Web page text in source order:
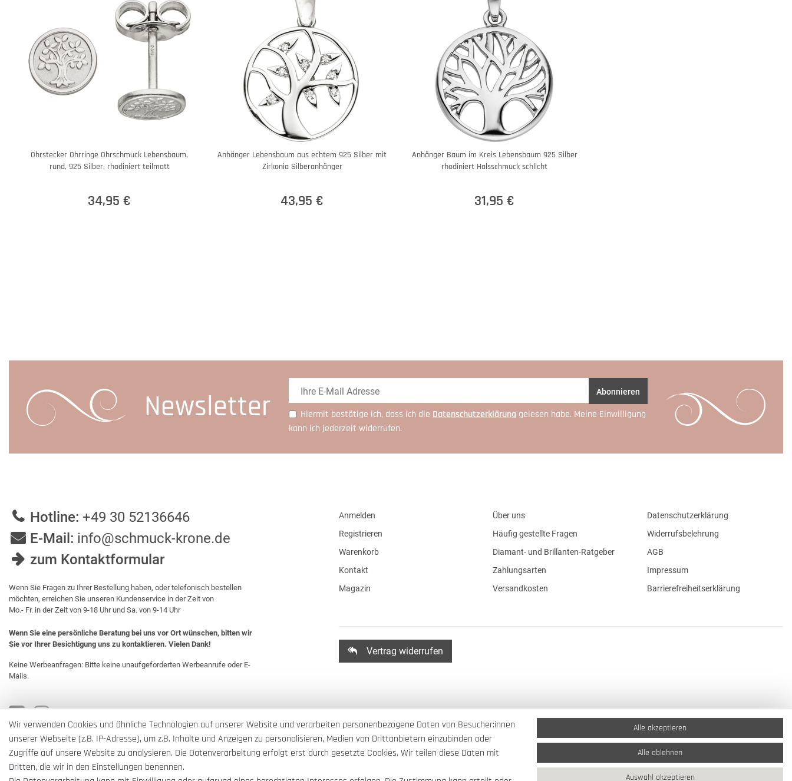
Ohrstecker Ohrringe Ohrschmuck Lebensbaum,
rund, 925 Silber, rhodiniert teilmatt
34,95 €
Anhänger Lebensbaum aus echtem 925 Silber mit
Zirkonia Silberanhänger
43,95 €
Anhänger Baum im Kreis Lebensbaum 925 Silber
rhodiniert Halsschmuck schlicht
31,95 €
Newsletter Abonnieren
Hiermit bestätige ich, dass ich die Daten­schutz­erklärung gelesen habe. Meine Einwilligung
kann ich jederzeit widerrufen.
Hotline: +49 30 52136646
E-Mail: info@schmuck-krone.de
zum Kontaktformular
Wenn Sie Fragen zu Ihrer Bestellung haben, oder telefonisch bestellen
möchten, erreichen Sie unseren Kundenservice in der Zeit von
Mo.- Fr. in der Zeit von 9-18 Uhr und Sa. von 9-14 Uhr
Wenn Sie eine persönliche Beratung bei uns vor Ort wünschen, bitten wir
Sie vor Ihrer Besichtigung uns zu kontaktieren. Vielen Dank!
Keine Werbeanfragen: Bitte keine unaufgeforderten Werbeanrufe oder E-
Mails.
Anmelden
Registrieren
Warenkorb
Kontakt
Magazin
Über uns
Häufig gestellte Fragen
Diamant- und Brillanten-Ratgeber
Zahlungsarten
Versandkosten
Datenschutzerklärung
Widerrufsbelehrung
AGB
Impressum
Barrierefreiheitserklärung
Vertrag widerrufen
Wir verwenden Cookies und ähnliche Technologien auf unserer Website und verarbeiten personenbezogene Daten von Besucher:innen
unserer Webseite (z.B. IP-Adresse), um z.B. Inhalte und Anzeigen zu personalisieren, Medien von Drittanbietern einzubinden oder
Zugriffe auf unsere Website zu analysieren. Die Datenverarbeitung erfolgt erst durch gesetzte Cookies. Wir teilen diese Daten mit
Dritten, die wir in den Einstellungen benennen.
Alle akzeptieren
Alle ablehnen
Auswahl akzeptieren